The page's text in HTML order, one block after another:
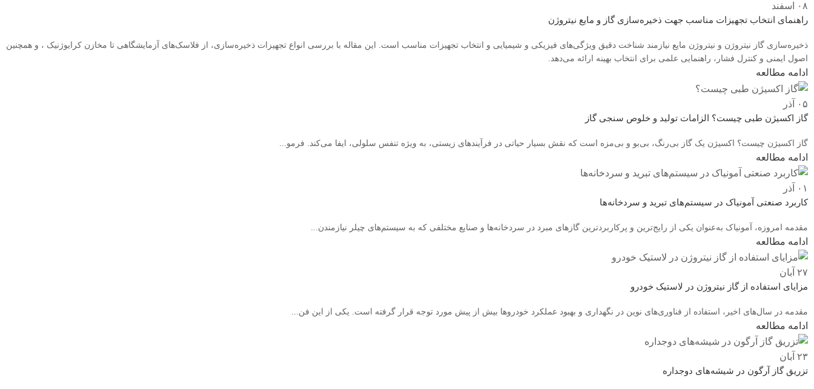
۰۸
اسفند
راهنمای انتخاب تجهیزات مناسب جهت ذخیره‌سازی گاز و مایع نیتروژن
ذخیره‌سازی گاز نیتروژن و نیتروژن مایع نیازمند شناخت دقیق ویژگی‌های فیزیکی و شیمیایی و انتخاب تجهیزات مناسب است. این مقاله با بررسی انواع تجهیزات ذخیره‌سازی، از فلاسک‌های آزمایشگاهی تا مخازن کرایوژنیک ، و همچنین
اصول ایمنی و کنترل فشار، راهنمایی علمی برای انتخاب بهینه ارائه می‌دهد.
ادامه مطالعه
۰۵
آذر
گاز اکسیژن طبی چیست؟ الزامات تولید و خلوص سنجی گاز
گاز اکسیژن چیست؟ اکسیژن یک گاز بی‌رنگ، بی‌بو و بی‌مزه است که نقش بسیار حیاتی در فرآیندهای زیستی، به ویژه تنفس سلولی، ایفا می‌کند. فرمو...
ادامه مطالعه
۰۱
آذر
کاربرد صنعتی آمونیاک در سیستم‌های تبرید و سردخانه‌ها
مقدمه‌ امروزه، آمونیاک به‌عنوان یکی از رایج‌ترین و پرکاربردترین گازهای مبرد در سردخانه‌ها و صنایع مختلفی که به سیستم‌های چیلر نیازمندن...
ادامه مطالعه
۲۷ آبان
مزایای استفاده از گاز نیتروژن در لاستیک خودرو
مقدمه در سال‌های اخیر، استفاده از فناوری‌های نوین در نگهداری و بهبود عملکرد خودروها بیش از پیش مورد توجه قرار گرفته است. یکی از این فن...
ادامه مطالعه
۲۳ آبان
تزریق گاز آرگون در شیشه‌های دوجداره